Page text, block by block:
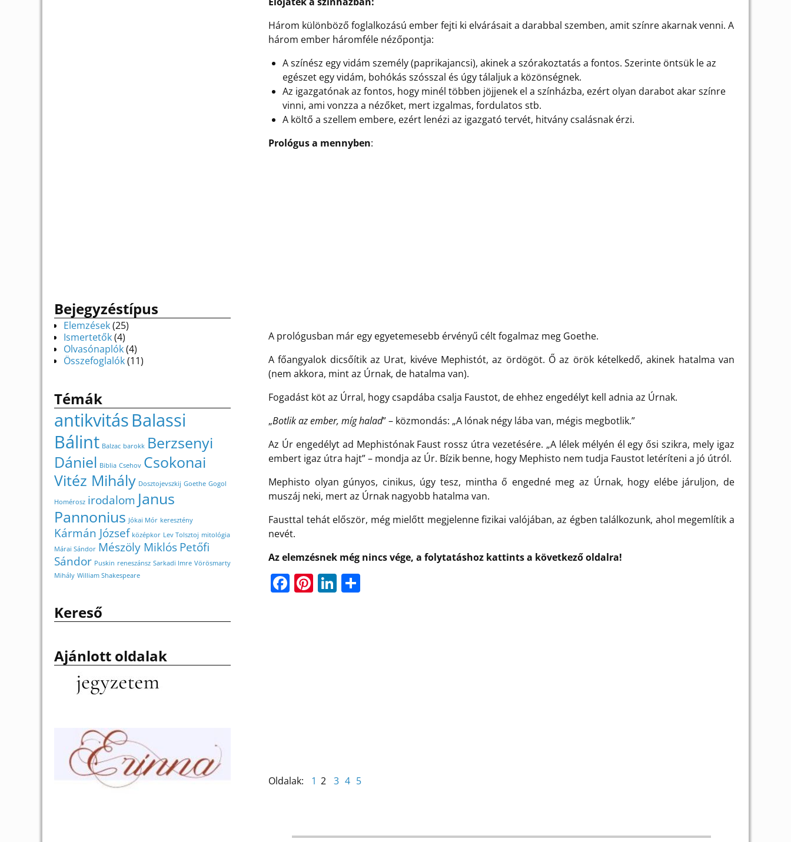
Három különböző foglalkozású ember fejti ki elvárásait a darabbal szemben, amit színre akarnak venni. A
három ember háromféle nézőpontja:
A színész egy vidám személy (paprikajancsi), akinek a szórakoztatás a fontos. Szerinte öntsük le az
egészet egy vidám, bohókás szósszal és úgy tálaljuk a közönségnek.
Az igazgatónak az fontos, hogy minél többen jöjjenek el a színházba, ezért olyan darabot akar színre
vinni, ami vonzza a nézőket, mert izgalmas, fordulatos stb.
A költő a szellem embere, ezért lenézi az igazgató tervét, hitvány csalásnak érzi.
Prológus a mennyben:
A prológusban már egy egyetemesebb érvényű célt fogalmaz meg Goethe.
A főangyalok dicsőítik az Urat, kivéve Mephistót, az ördögöt. Ő az örök kételkedő, akinek hatalma van
(nem akkora, mint az Úrnak, de hatalma van).
Fogadást köt az Úrral, hogy csapdába csalja Faustot, de ehhez engedélyt kell adnia az Úrnak.
„Botlik az ember, míg halad” – közmondás: „A lónak négy lába van, mégis megbotlik.”
Az Úr engedélyt ad Mephistónak Faust rossz útra vezetésére. „A lélek mélyén él egy ősi szikra, mely igaz
embert igaz útra hajt” – mondja az Úr. Bízik benne, hogy Mephisto nem tudja Faustot letéríteni a jó útról.
Mephisto olyan gúnyos, cinikus, úgy tesz, mintha ő engedné meg az Úrnak, hogy elébe járuljon, de
muszáj neki, mert az Úrnak nagyobb hatalma van.
Fausttal tehát először, még mielőtt megjelenne fizikai valójában, az égben találkozunk, ahol megemlítik a
nevét.
Az elemzésnek még nincs vége, a folytatáshoz kattints a következő oldalra!
F Pi Li
Oldalak: 1 2 3 4 5
Bejegyzéstípus
Elemzések(25)
Ismertetők(4)
Olvasónaplók(4)
Összefoglalók(11)
Témák
antikvitásBalassi
Bálint Balzac barokk Berzsenyi
Dániel Biblia Csehov Csokonai
Vitéz Mihály Dosztojevszkij Goethe Gogol
Homérosz irodalom Janus
Pannonius Jókai Mór keresztény
Kármán József középkor Lev Tolsztoj mitológia
Márai Sándor Mészöly MiklósPetőfi
Sándor Puskin reneszánsz Sarkadi Imre Vörösmarty
Mihály William Shakespeare
Kereső
Ajánlott oldalak